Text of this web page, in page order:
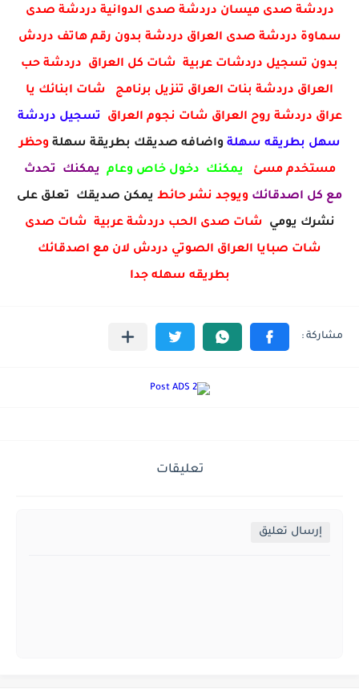
دردشة صدى ميسان دردشة صدى الدوانية دردشة صدى
سماوة دردشة صدى العراق دردشة بدون رقم هاتف دردش
بدون تسجيل دردشات عربية شات كل العراق دردشة حب
العراق دردشة بنات العراق تنزيل برنامج شات ابنائك يا
عراق دردشة روح العراق شات نجوم العراق تسجيل دردشة
سهل بطريقه سهلة واضافه صديقك بطريقة سهلة وحظر
مستخدم مسئ يمكنك دخول خاص وعام يمكنك تحدث
مع كل اصدقائك ويوجد نشر حائط يمكن صديقك تعلق على
نشرك يومي شات صدى الحب دردشة عربية شات صدى
شات صبايا العراق الصوتي دردش لان مع اصدقائك
بطريقه سهله جدا
تعليقات
إرسال تعليق